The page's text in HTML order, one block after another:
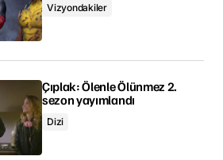
Vizyondakiler
Çıplak: Ölenle Ölünmez 2.
sezon yayımlandı
Dizi